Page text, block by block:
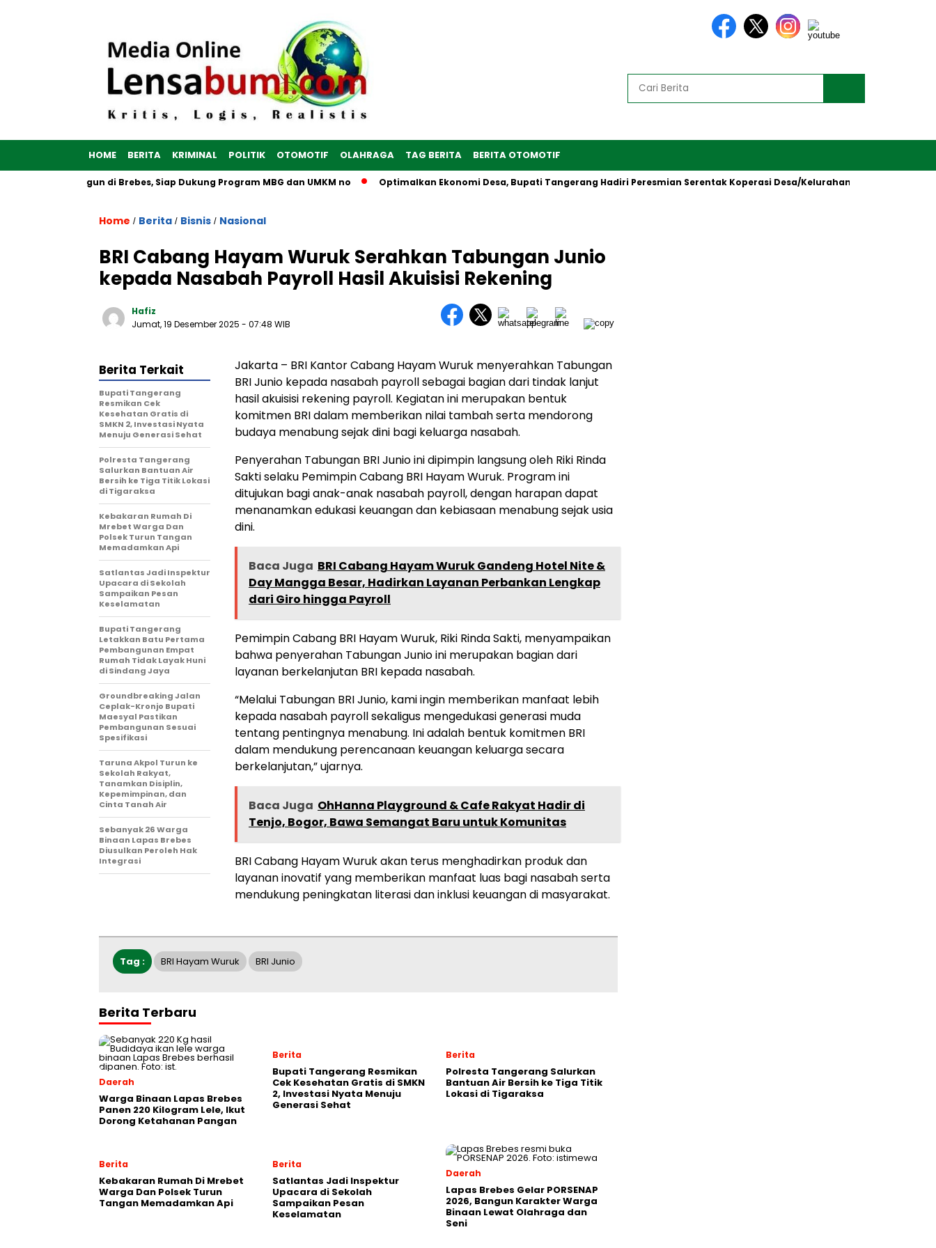
HOME BERITA KRIMINAL POLITIK OTOMOTIF OLAHRAGA TAG BERITA BERITA OTOMOTIF
Putih Dibangun di Brebes, Siap Dukung Program MBG dan UMKM no Optimalkan Ekonomi Desa, Bupati Tangerang Hadiri Peresmian Serentak Koperasi Desa/Kelurahan Merah Putih oleh
Home / Berita / Bisnis / Nasional
BRI Cabang Hayam Wuruk Serahkan Tabungan Junio
kepada Nasabah Payroll Hasil Akuisisi Rekening
Hafiz
Jumat, 19 Desember 2025 - 07:48 WIB
Jakarta – BRI Kantor Cabang Hayam Wuruk menyerahkan Tabungan
BRI Junio kepada nasabah payroll sebagai bagian dari tindak lanjut
hasil akuisisi rekening payroll. Kegiatan ini merupakan bentuk
komitmen BRI dalam memberikan nilai tambah serta mendorong
budaya menabung sejak dini bagi keluarga nasabah.
Penyerahan Tabungan BRI Junio ini dipimpin langsung oleh Riki Rinda
Sakti selaku Pemimpin Cabang BRI Hayam Wuruk. Program ini
ditujukan bagi anak-anak nasabah payroll, dengan harapan dapat
menanamkan edukasi keuangan dan kebiasaan menabung sejak usia
dini.
Baca Juga BRI Cabang Hayam Wuruk Gandeng Hotel Nite &
Day Mangga Besar, Hadirkan Layanan Perbankan Lengkap
dari Giro hingga Payroll
Pemimpin Cabang BRI Hayam Wuruk, Riki Rinda Sakti, menyampaikan
bahwa penyerahan Tabungan Junio ini merupakan bagian dari
layanan berkelanjutan BRI kepada nasabah.
“Melalui Tabungan BRI Junio, kami ingin memberikan manfaat lebih
kepada nasabah payroll sekaligus mengedukasi generasi muda
tentang pentingnya menabung. Ini adalah bentuk komitmen BRI
dalam mendukung perencanaan keuangan keluarga secara
berkelanjutan,” ujarnya.
Baca Juga OhHanna Playground & Cafe Rakyat Hadir di
Tenjo, Bogor, Bawa Semangat Baru untuk Komunitas
BRI Cabang Hayam Wuruk akan terus menghadirkan produk dan
layanan inovatif yang memberikan manfaat luas bagi nasabah serta
mendukung peningkatan literasi dan inklusi keuangan di masyarakat.
Berita Terkait
‎Bupati Tangerang
Resmikan Cek
Kesehatan Gratis di
SMKN 2, Investasi Nyata
Menuju Generasi Sehat
Polresta Tangerang
Salurkan Bantuan Air
Bersih ke Tiga Titik Lokasi
di Tigaraksa
Kebakaran Rumah Di
Mrebet Warga Dan
Polsek Turun Tangan
Memadamkan Api
Satlantas Jadi Inspektur
Upacara di Sekolah
Sampaikan Pesan
Keselamatan
Bupati Tangerang
Letakkan Batu Pertama
Pembangunan Empat
Rumah Tidak Layak Huni
di Sindang Jaya
Groundbreaking Jalan
Ceplak-Kronjo Bupati
Maesyal Pastikan
Pembangunan Sesuai
Spesifikasi
Taruna Akpol Turun ke
Sekolah Rakyat,
Tanamkan Disiplin,
Kepemimpinan, dan
Cinta Tanah Air
Sebanyak 26 Warga
Binaan Lapas Brebes
Diusulkan Peroleh Hak
Integrasi
Tag : BRI Hayam Wuruk BRI Junio
Berita Terbaru
Daerah
Warga Binaan Lapas Brebes
Panen 220 Kilogram Lele, Ikut
Dorong Ketahanan Pangan
Berita
‎Bupati Tangerang Resmikan
Cek Kesehatan Gratis di SMKN
2, Investasi Nyata Menuju
Generasi Sehat
Berita
Polresta Tangerang Salurkan
Bantuan Air Bersih ke Tiga Titik
Lokasi di Tigaraksa
Berita
Kebakaran Rumah Di Mrebet
Warga Dan Polsek Turun
Tangan Memadamkan Api
Berita
Satlantas Jadi Inspektur
Upacara di Sekolah
Sampaikan Pesan
Keselamatan
Daerah
Lapas Brebes Gelar PORSENAP
2026, Bangun Karakter Warga
Binaan Lewat Olahraga dan
Seni